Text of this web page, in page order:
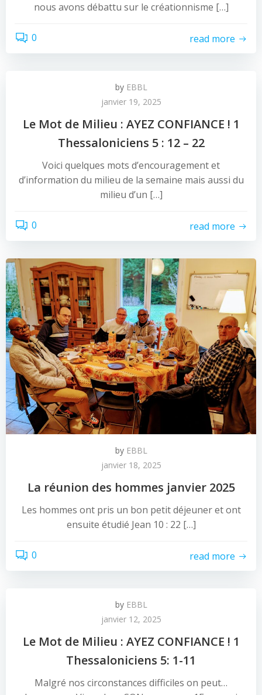
nous avons débattu sur le créationnisme […]
0 read more
by EBBL
janvier 19, 2025
Le Mot de Milieu : AYEZ CONFIANCE ! 1
Thessaloniciens 5 : 12 – 22
Voici quelques mots d’encouragement et
d’information du milieu de la semaine mais aussi du
milieu d’un […]
0 read more
by EBBL
janvier 18, 2025
La réunion des hommes janvier 2025
Les hommes ont pris un bon petit déjeuner et ont
ensuite étudié Jean 10 : 22 […]
0 read more
by EBBL
janvier 12, 2025
Le Mot de Milieu : AYEZ CONFIANCE ! 1
Thessaloniciens 5: 1-11
Malgré nos circonstances difficiles on peut…